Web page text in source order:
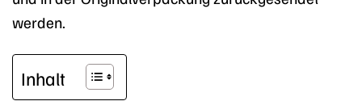
werden.
Inhalt